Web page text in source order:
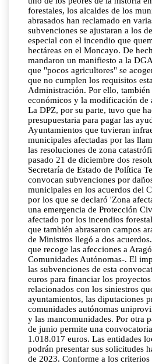
forestales, los alcaldes de los
abrasados han reclamado en
subvenciones se ajustaran a los
especial con el incendio que
hectáreas en el Moncayo. De
mandaron un manifiesto a la
que "pocos agricultores" se
que no cumplen los requisitos
Administración. Por ello,
económicos y la modificación de
La DPZ, por su parte, tuvo que
presupuestaria para pagar las
Ayuntamientos que tuvieran
municipales afectadas por las
las resoluciones de zona
pasado 21 de diciembre dos
Secretaría de Estado de Política
convocan subvenciones por
municipales en los acuerdos del
por los que se declaró 'Zona
una emergencia de Protección
afectado por los incendios
que también abrasaron campos
de Ministros llegó a dos
que recoge las afecciones a
Comunidades Autónomas-. El
las subvenciones de esta
euros para financiar los
relacionados con los siniestros
ayuntamientos, las diputaciones
comunidades autónomas
y las mancomunidades. Por otra
de junio permite una
1.018.017 euros. Las entidades
podrán presentar sus solicitudes
de 2023. Conforme a los criterios